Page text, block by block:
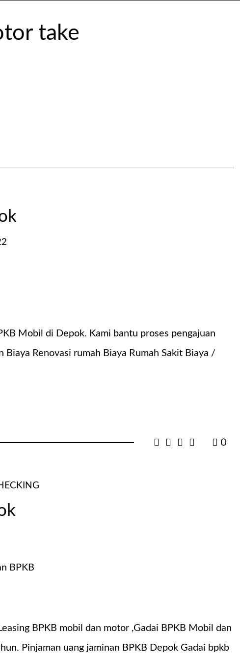
Mobil di Depok. Kami bantu proses pengajuan
Renovasi rumah Biaya Rumah Sakit Biaya /
0
BPKB mobil dan motor ,Gadai BPKB Mobil dan
Pinjaman uang jaminan BPKB Depok Gadai bpkb